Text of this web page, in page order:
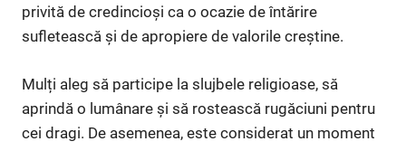
privită de credincioși ca o ocazie de întărire
sufletească și de apropiere de valorile creștine.
Mulți aleg să participe la slujbele religioase, să
aprindă o lumânare și să rostească rugăciuni pentru
cei dragi. De asemenea, este considerat un moment